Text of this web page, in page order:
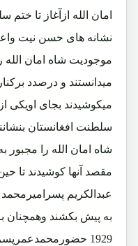
امان الله ازآغاز تا
نشانه های حسن نیت
موجودیت شاه امان الله
میدانستند و درصدد
میکوشیدند بجای اویکی
سلطنت افغانستان
شاه امان الله را مجبور
عبدالکریم
1929